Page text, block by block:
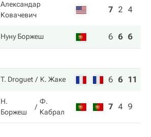
Александар
Ковачевич
7 2 4
Нуну Боржеш 6 6 6
T. Droguet К. Жаке 6 6 11
Н.
Боржеш
Ф.
Кабрал
7 4 9